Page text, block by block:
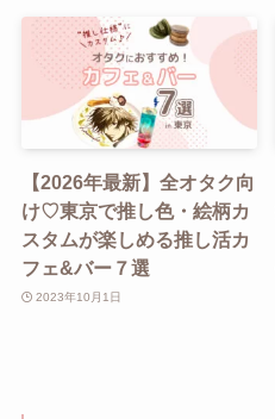
【2026年最新】全オタク向
け♡東京で推し色・絵柄カ
スタムが楽しめる推し活カ
フェ&バー７選
2023年10月1日